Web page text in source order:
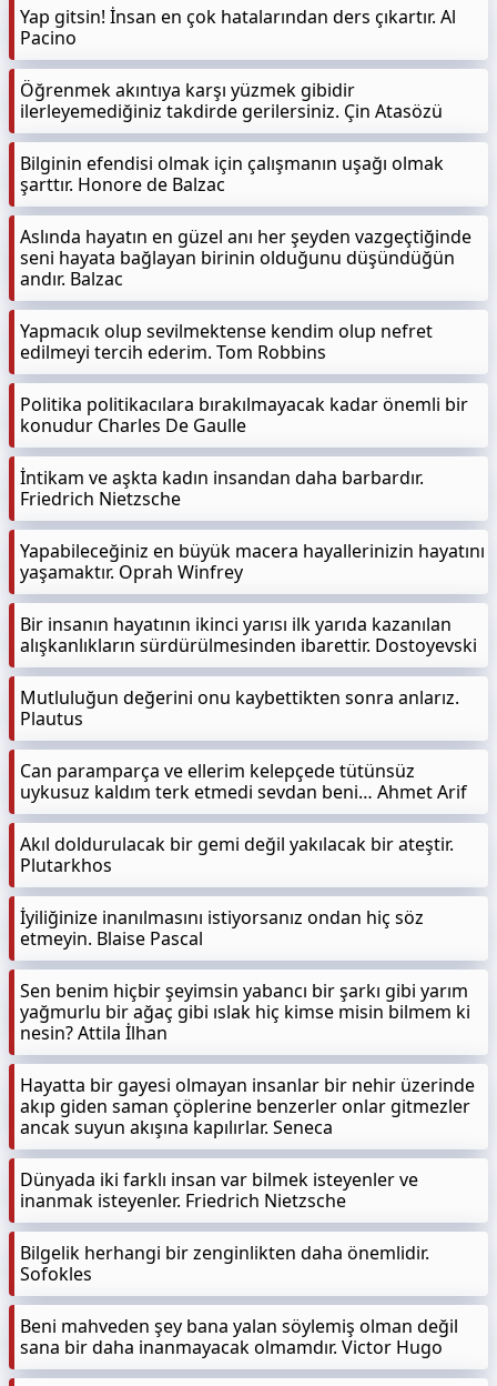
Yap gitsin! İnsan en çok hatalarından ders çıkartır. Al
Pacino
Öğrenmek akıntıya karşı yüzmek gibidir
ilerleyemediğiniz takdirde gerilersiniz. Çin Atasözü
Bilginin efendisi olmak için çalışmanın uşağı olmak
şarttır. Honore de Balzac
Aslında hayatın en güzel anı her şeyden vazgeçtiğinde
seni hayata bağlayan birinin olduğunu düşündüğün
andır. Balzac
Yapmacık olup sevilmektense kendim olup nefret
edilmeyi tercih ederim. Tom Robbins
Politika politikacılara bırakılmayacak kadar önemli bir
konudur Charles De Gaulle
İntikam ve aşkta kadın insandan daha barbardır.
Friedrich Nietzsche
Yapabileceğiniz en büyük macera hayallerinizin hayatını
yaşamaktır. Oprah Winfrey
Bir insanın hayatının ikinci yarısı ilk yarıda kazanılan
alışkanlıkların sürdürülmesinden ibarettir. Dostoyevski
Mutluluğun değerini onu kaybettikten sonra anlarız.
Plautus
Can paramparça ve ellerim kelepçede tütünsüz
uykusuz kaldım terk etmedi sevdan beni… Ahmet Arif
Akıl doldurulacak bir gemi değil yakılacak bir ateştir.
Plutarkhos
İyiliğinize inanılmasını istiyorsanız ondan hiç söz
etmeyin. Blaise Pascal
Sen benim hiçbir şeyimsin yabancı bir şarkı gibi yarım
yağmurlu bir ağaç gibi ıslak hiç kimse misin bilmem ki
nesin? Attila İlhan
Hayatta bir gayesi olmayan insanlar bir nehir üzerinde
akıp giden saman çöplerine benzerler onlar gitmezler
ancak suyun akışına kapılırlar. Seneca
Dünyada iki farklı insan var bilmek isteyenler ve
inanmak isteyenler. Friedrich Nietzsche
Bilgelik herhangi bir zenginlikten daha önemlidir.
Sofokles
Beni mahveden şey bana yalan söylemiş olman değil
sana bir daha inanmayacak olmamdır. Victor Hugo